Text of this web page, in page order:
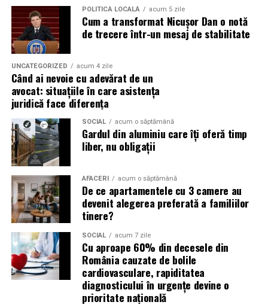
Atacurile sunt mai eficiente în contextul
evenimentelor globale
Campaniile de phishing asociate evenimentelor
importante profită de interesul public ridicat, de
presiunea timpului și de teama utilizatorilor că ar putea
pierde o ofertă sau o oportunitate. Mesajele care anunță
ultimele bilete disponibile, acces limitat la o transmisie
sau câștigarea unui premiu pot determina utilizatorii să
reacționeze înainte de a verifica sursa.
Turneul se încheie pe 19 iulie, iar specialiștii anticipează
o intensificare a activității frauduloase în perioada
finalei. Printre cele mai utilizate pretexte se numără
transmisiunile pirat, biletele revândute, pariurile,
tombolele, concursurile și falsele oferte de călătorie.
Pentru a răspunde riscurilor tot mai complexe,
cyber_Folks a lansat la finalul lunii iunie robo_Folks,
primul asistent AI integrat într-un panou de hosting
din România. Acesta poate efectua, la cererea
utilizatorului, un audit al securității site-ului, care
POLITICĂ LOCALĂ acum 5 zile
Cum a transformat Nicușor Dan o notă
de trecere într-un mesaj de stabilitate
UNCATEGORIZED acum 4 zile
Când ai nevoie cu adevărat de un
avocat: situațiile în care asistența
juridică face diferența
SOCIAL acum o săptămână
Gardul din aluminiu care îți oferă timp
liber, nu obligații
AFACERI acum o săptămână
De ce apartamentele cu 3 camere au
devenit alegerea preferată a familiilor
tinere?
SOCIAL acum 7 zile
Cu aproape 60% din decesele din
România cauzate de bolile
cardiovasculare, rapiditatea
diagnosticului în urgențe devine o
prioritate națională